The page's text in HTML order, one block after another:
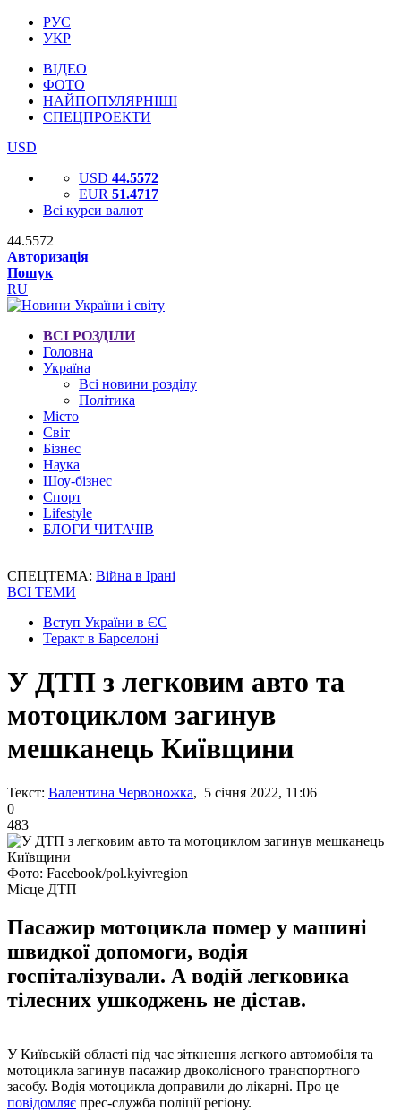
РУС
УКР
ВІДЕО
ФОТО
НАЙПОПУЛЯРНІШІ
СПЕЦПРОЕКТИ
USD
USD 44.5572
EUR 51.4717
Всі курси валют
44.5572
Авторизація
Пошук
RU
ВСІ РОЗДІЛИ
Головна
Україна
Всі новини розділу
Політика
Місто
Світ
Бізнес
Наука
Шоу-бізнес
Спорт
Lifestyle
БЛОГИ ЧИТАЧІВ
СПЕЦТЕМА: Війна в Ірані
ВСІ ТЕМИ
Вступ України в ЄС
Теракт в Барселоні
У ДТП з легковим авто та
мотоциклом загинув
мешканець Київщини
Текст: Валентина Червоножка, 5 січня 2022, 11:06
0
483
Фото: Facebook/pol.kyivregion
Місце ДТП
Пасажир мотоцикла помер у машині
швидкої допомоги, водія
госпіталізували. А водій легковика
тілесних ушкоджень не дістав.
У Київській області під час зіткнення легкого автомобіля та
мотоцикла загинув пасажир двоколісного транспортного
засобу. Водія мотоцикла доправили до лікарні. Про це
повідомляє прес-служба поліції регіону.